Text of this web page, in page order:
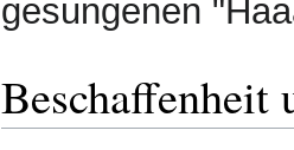
gesungenen
Beschaffenheit